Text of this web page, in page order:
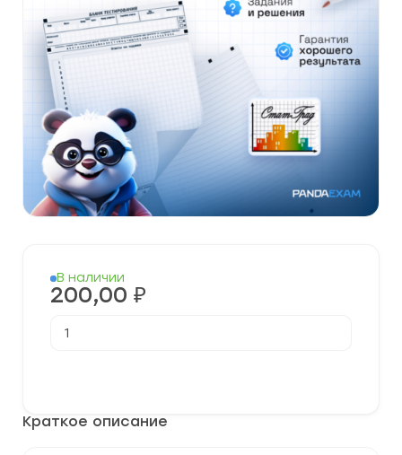
Краткое описание
В наличии
200,00 ₽
товара
Литературе